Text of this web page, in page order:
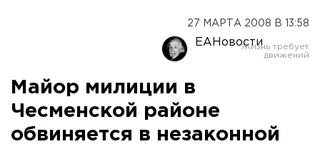
27 МАРТА 2008 В 13:58
ЕАНовости
Майор милиции в
Чесменской районе
обвиняется в незаконной